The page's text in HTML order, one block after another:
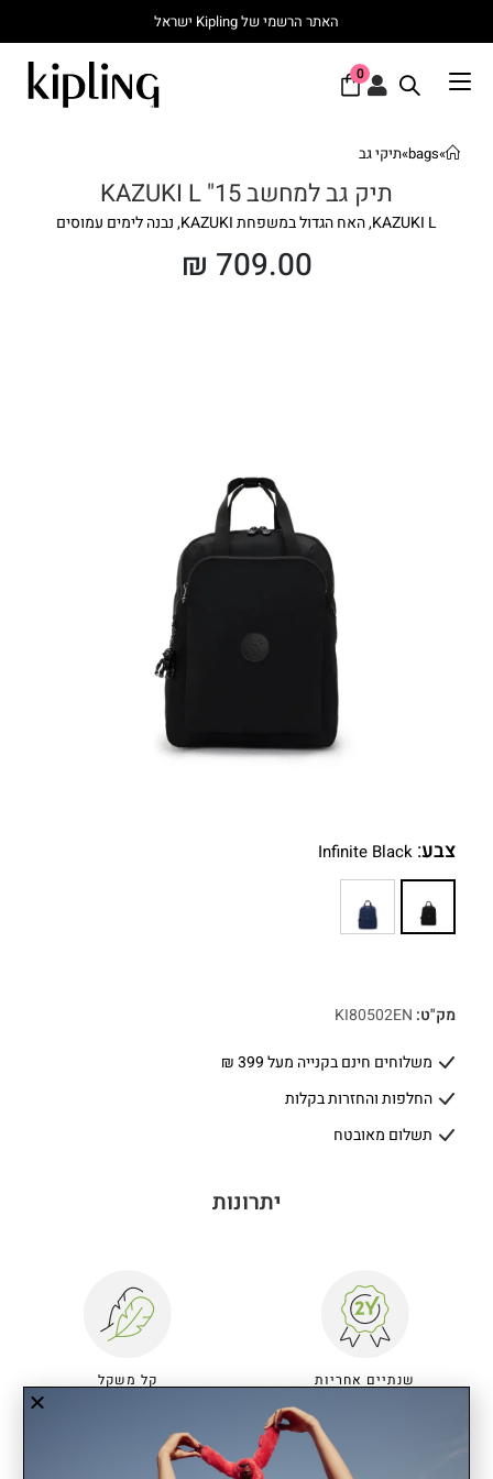
האתר הרשמי של Kipling ישראל
0
»
bags
»תיקי גב
תיק גב למחשב 15" KAZUKI L
KAZUKI L, האח הגדול במשפחת KAZUKI, נבנה לימים עמוסים
₪ 709.00
צבע:
Infinite Black
מק"ט: KI80502EN
משלוחים חינם בקנייה מעל 399 ₪
החלפות והחזרות בקלות
תשלום מאובטח
יתרונות
שנתיים אחריות קל משקל